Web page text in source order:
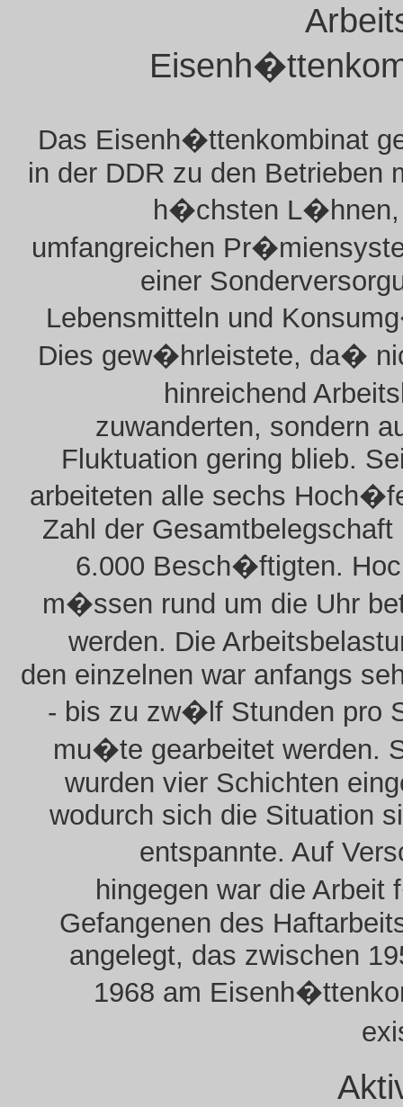
Das Eisenh�ttenkombinat
in der DDR zu den Betrieben
h�chsten L�hnen,
umfangreichen
einer
Lebensmitteln und
Dies gew�hrleistete, da�
hinreichend
zuwanderten, sondern
Fluktuation gering blieb.
arbeiteten alle sechs
Zahl der Gesamtbelegschaft
6.000 Besch�ftigten.
m�ssen rund um die Uhr
werden. Die
den einzelnen war anfangs
- bis zu zw�lf Stunden pro
mu�te gearbeitet werden.
wurden vier Schichten
wodurch sich die Situation
entspannte. Auf
hingegen war die
Gefangenen des
angelegt, das zwischen
1968 am